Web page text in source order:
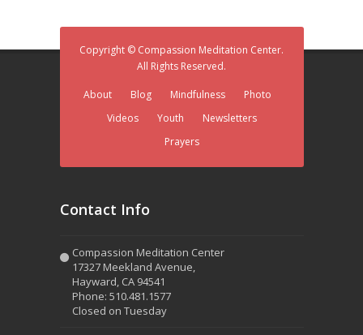
Copyright © Compassion Meditation Center.
All Rights Reserved.
About Blog Mindfulness
Photo
Videos
Youth
Newsletters
Prayers
Contact Info
Compassion Meditation Center
17327 Meekland Avenue,
Hayward, CA 94541
Phone: 510.481.1577
Closed on Tuesday